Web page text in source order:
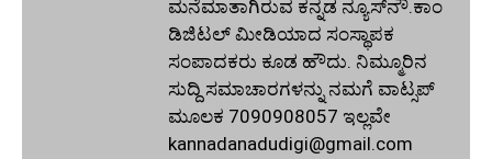
ಮನೆಮಾತಾಗಿರುವ ಕನ್ನಡ ನ್ಯೂಸ್‌ನೌ.ಕಾಂ
ಡಿಜಿಟಲ್‌ ಮೀಡಿಯಾದ ಸಂಸ್ಥಾಪಕ
ಸಂಪಾದಕರು ಕೂಡ ಹೌದು. ನಿಮ್ಮೂರಿನ
ಸುದ್ದಿ ಸಮಾಚಾರಗಳನ್ನು ನಮಗೆ ವಾಟ್ಸಪ್‌
ಮೂಲಕ 7090908057 ಇಲ್ಲವೇ
kannadanadudigi@gmail.com